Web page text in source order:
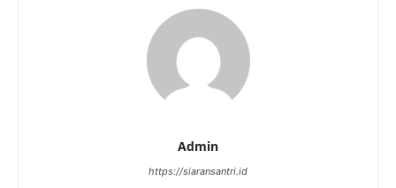
Admin
https://siaransantri.id